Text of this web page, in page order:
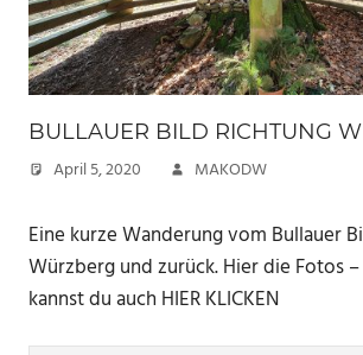
BULLAUER BILD RICHTUNG
April 5, 2020 MAKODW
Eine kurze Wanderung vom Bullauer
Würzberg und zurück. Hier die Fotos
kannst du auch HIER KLICKEN